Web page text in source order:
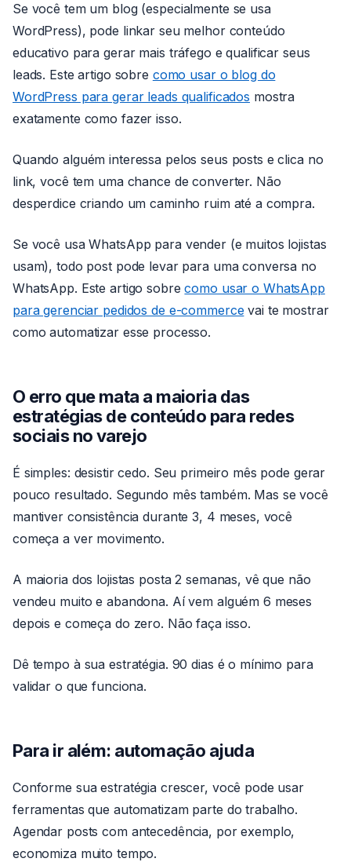
Se você tem um blog (especialmente se usa
WordPress), pode linkar seu melhor conteúdo
educativo para gerar mais tráfego e qualificar seus
leads. Este artigo sobre como usar o blog do
WordPress para gerar leads qualificados mostra
exatamente como fazer isso.
Quando alguém interessa pelos seus posts e clica no
link, você tem uma chance de converter. Não
desperdice criando um caminho ruim até a compra.
Se você usa WhatsApp para vender (e muitos lojistas
usam), todo post pode levar para uma conversa no
WhatsApp. Este artigo sobrecomo usar o WhatsApp
para gerenciar pedidos de e-commercevai te mostrar
como automatizar esse processo.
O erro que mata a maioria das
estratégias de conteúdo para redes
sociais no varejo
É simples: desistir cedo. Seu primeiro mês pode gerar
pouco resultado. Segundo mês também. Mas se você
mantiver consistência durante 3, 4 meses, você
começa a ver movimento.
A maioria dos lojistas posta 2 semanas, vê que não
vendeu muito e abandona. Aí vem alguém 6 meses
depois e começa do zero. Não faça isso.
Dê tempo à sua estratégia. 90 dias é o mínimo para
validar o que funciona.
Para ir além: automação ajuda
Conforme sua estratégia crescer, você pode usar
ferramentas que automatizam parte do trabalho.
Agendar posts com antecedência, por exemplo,
economiza muito tempo.